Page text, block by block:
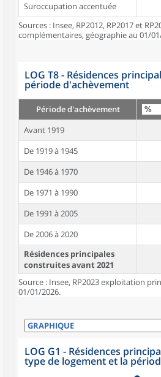
Suroccupation accentuée
Sources : Insee, RP2012, RP2017 et
complémentaires, géographie au 01/
LOG T8 - Résidences
période d'achèvement
Période d'achèvement
Avant 1919
De 1919 à 1945
De 1946 à 1970
De 1971 à 1990
De 1991 à 2005
De 2006 à 2020
Résidences principales
construites avant 2021
Source : Insee, RP2023 exploitation
01/01/2026.
LOG G1 - Résidences
type de logement et la